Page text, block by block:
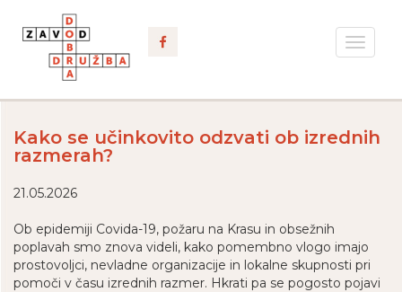
Toggle
Kako se učinkovito odzvati ob izrednih
razmerah?
21.05.2026
Ob epidemiji Covida-19, požaru na Krasu in obsežnih
poplavah smo znova videli, kako pomembno vlogo imajo
prostovoljci, nevladne organizacije in lokalne skupnosti pri
pomoči v času izrednih razmer. Hkrati pa se pogosto pojavi